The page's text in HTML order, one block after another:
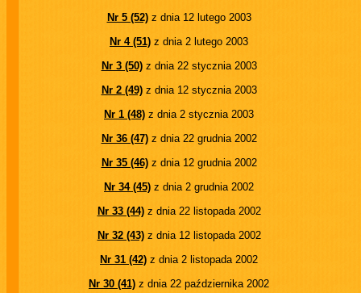
Nr 5 (52)z dnia 12 lutego 2003
Nr 4 (51) z dnia 2 lutego 2003
Nr 3 (50)z dnia 22 stycznia 2003
Nr 2 (49)z dnia 12 stycznia 2003
Nr 1 (48) z dnia 2 stycznia 2003
Nr 36 (47)z dnia 22 grudnia 2002
Nr 35 (46)z dnia 12 grudnia 2002
Nr 34 (45) z dnia 2 grudnia 2002
Nr 33 (44)z dnia 22 listopada 2002
Nr 32 (43)z dnia 12 listopada 2002
Nr 31 (42) z dnia 2 listopada 2002
Nr 30 (41) z dnia 22 października 2002